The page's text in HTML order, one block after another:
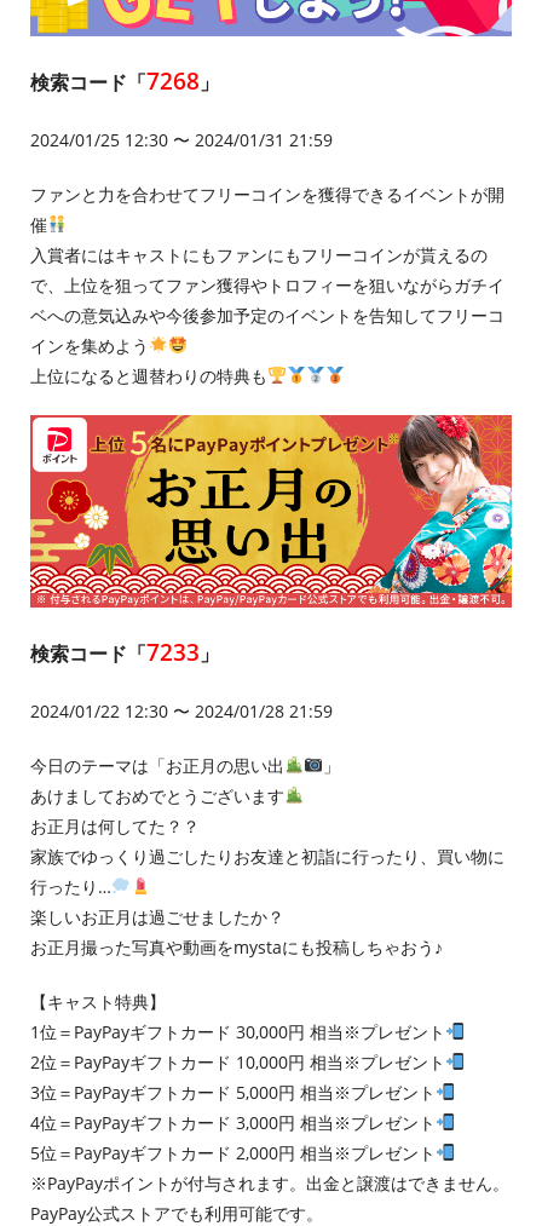
検索コード「7268 」
2024/01/25 12:30 〜 2024/01/31 21:59
ファンと力を合わせてフリーコインを獲得できるイベントが開
催
入賞者にはキャストにもファンにもフリーコインが貰えるの
で、上位を狙ってファン獲得やトロフィーを狙いながらガチイ
ベへの意気込みや今後参加予定のイベントを告知してフリーコ
インを集めよう
上位になると週替わりの特典も
検索コード「7233 」
2024/01/22 12:30 〜 2024/01/28 21:59
今日のテーマは「お正月の思い出
」
あけましておめでとうございます
お正月は何してた？？
家族でゆっくり過ごしたりお友達と初詣に行ったり、買い物に
行ったり…
楽しいお正月は過ごせましたか？
お正月撮った写真や動画をmystaにも投稿しちゃおう♪
【キャスト特典】
1位＝PayPayギフトカード 30,000円 相当※プレゼント
2位＝PayPayギフトカード 10,000円 相当※プレゼント
3位＝PayPayギフトカード 5,000円 相当※プレゼント
4位＝PayPayギフトカード 3,000円 相当※プレゼント
5位＝PayPayギフトカード 2,000円 相当※プレゼント
※PayPayポイントが付与されます。出金と譲渡はできません。
PayPay公式ストアでも利用可能です。